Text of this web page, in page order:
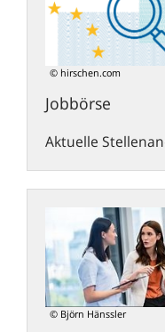
© hirschen.com
Jobbörse
Aktuelle
© Björn Hänssler